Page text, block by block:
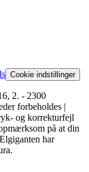
Cookie indstillinger
2. - 2300
forbeholdes |
og korrekturfejl
på at din
har